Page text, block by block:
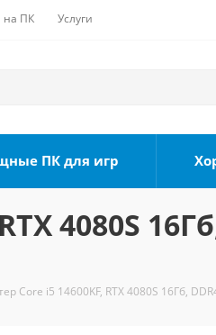
на ПК Услуги
ПК для игр
4080S
Core i5 14600KF, RTX 4080S 16Гб,